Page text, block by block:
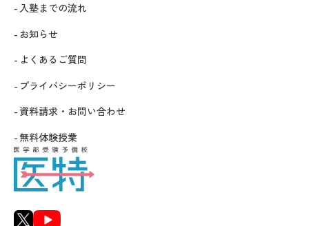
入塾までの流れ
お知らせ
よくあるご質問
プライバシーポリシー
資料請求・お問い合わせ
無料体験授業